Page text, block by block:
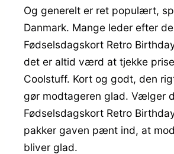
Og generelt er ret populært,
Danmark. Mange leder efter
Fødselsdagskort Retro
det er altid værd at tjekke
Coolstuff. Kort og godt, den
gør modtageren glad. Vælger
Fødselsdagskort Retro
pakker gaven pænt ind, at
bliver glad.